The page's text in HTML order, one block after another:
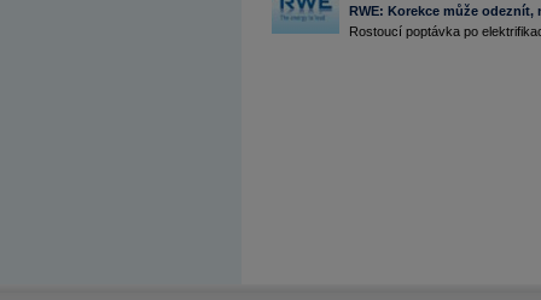
RWE: Korekce může
Rostoucí poptávka po